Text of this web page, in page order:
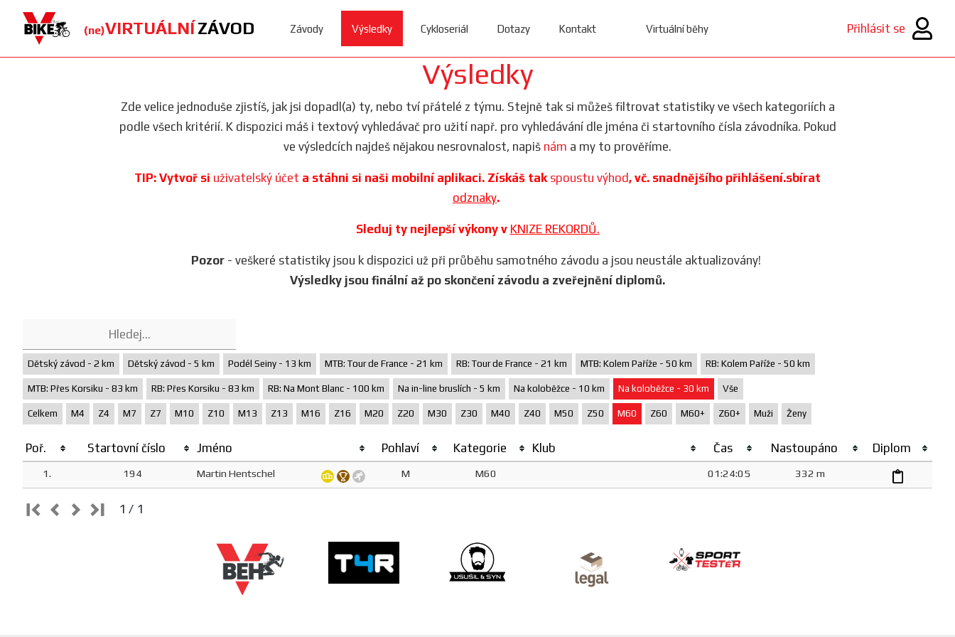
(ne)VIRTUÁLNÍ ZÁVOD Závody Výsledky Cykloseriál Dotazy Kontakt Virtuální běhy Přihlásit se
Výsledky
Zde velice jednoduše zjistíš, jak jsi dopadl(a) ty, nebo tví přátelé z týmu. Stejně tak si můžeš filtrovat statistiky ve všech kategoriích a
podle všech kritérií. K dispozici máš i textový vyhledávač pro užití např. pro vyhledávání dle jména či startovního čísla závodníka. Pokud
ve výsledcích najdeš nějakou nesrovnalost, napiš nám a my to prověříme.
TIP: Vytvoř si uživatelský účet a stáhni si naši mobilní aplikaci. Získáš tak spoustu výhod, vč. snadnějšího přihlášení.sbírat
odznaky.
Sleduj ty nejlepší výkony v KNIZE REKORDŮ.
Pozor - veškeré statistiky jsou k dispozici už při průběhu samotného závodu a jsou neustále aktualizovány!
Výsledky jsou finální až po skončení závodu a zveřejnění diplomů.
Dětský závod - 2 km Dětský závod - 5 km Podél Seiny - 13 km MTB: Tour de France - 21 km RB: Tour de France - 21 km MTB: Kolem Paříže - 50 km RB: Kolem Paříže - 50 km
MTB: Přes Korsiku - 83 km RB: Přes Korsiku - 83 km RB: Na Mont Blanc - 100 km Na in-line bruslích - 5 km Na koloběžce - 10 km Na koloběžce - 30 km Vše
Celkem M4 Z4 M7 Z7 M10 Z10 M13 Z13 M16 Z16 M20 Z20 M30 Z30 M40 Z40 M50 Z50 M60 Z60 M60+ Z60+ Muži Ženy
Poř. Startovní číslo Jméno Pohlaví Kategorie Klub Čas Nastoupáno Diplom
1. 194 Martin Hentschel M M60 01:24:05 332 m
1 / 1